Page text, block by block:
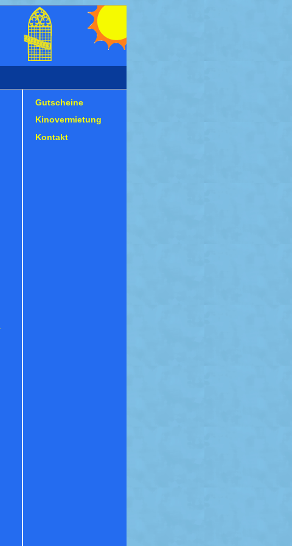
Gutscheine
Kinovermietung
Kontakt